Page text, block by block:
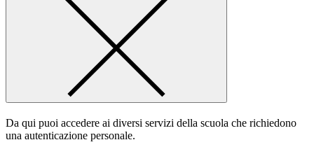
Da qui puoi accedere ai diversi servizi della scuola che richiedono
una autenticazione personale.